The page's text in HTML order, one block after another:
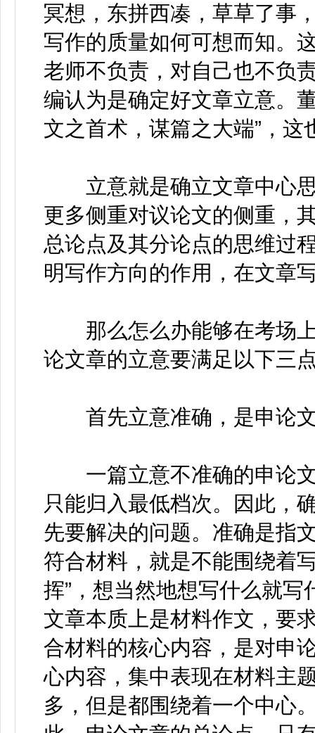
冥想，东拼西凑，草草了事
写作的质量如何可想而知。
老师不负责，对自己也不负
编认为是确定好文章立意。
文之首术，谋篇之大端”，
立意就是确立文章中心思
更多侧重对议论文的侧重，
总论点及其分论点的思维过
明写作方向的作用，在文章
那么怎么办能够在考场上
论文章的立意要满足以下三
首先立意准确，是申论文
一篇立意不准确的申论文
只能归入最低档次。因此，
先要解决的问题。准确是指
符合材料，就是不能围绕着
挥”，想当然地想写什么就
文章本质上是材料作文，要
合材料的核心内容，是对申
心内容，集中表现在材料主
多，但是都围绕着一个中心